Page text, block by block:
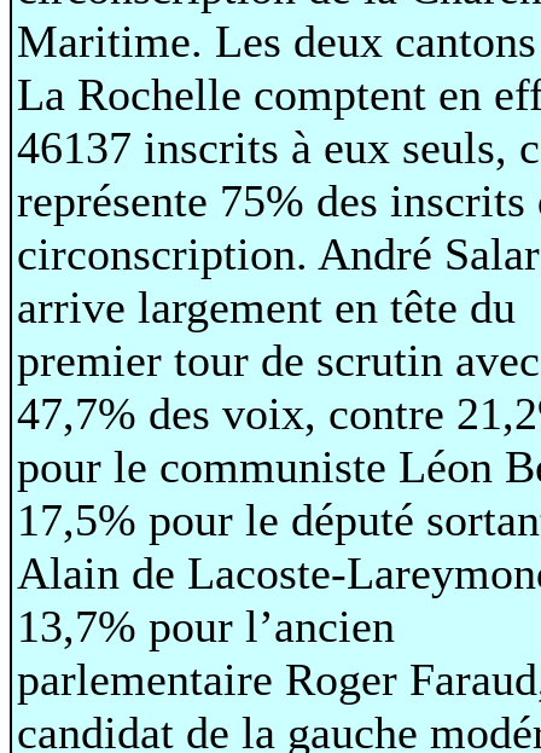
Maritime. Les deux
La Rochelle comptent en
46137 inscrits à eux seuls,
représente 75% des inscrits
circonscription. André
arrive largement en tête du
premier tour de scrutin avec
47,7% des voix, contre
pour le communiste Léon
17,5% pour le député
Alain de Lacoste-
13,7% pour l’ancien
parlementaire Roger
candidat de la gauche